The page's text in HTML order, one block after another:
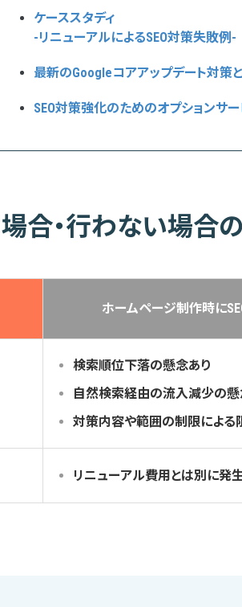
ケーススタディ
-リニューアルによるSEO対策失敗例-
最新のGoogleコアアップデート対策
SEO対策強化のためのオプションサー
合・行わない場合
ホームページ制作時に
検索順位下落の懸念あり
自然検索経由の流入減少の懸
対策内容や範囲の制限による
リニューアル費用とは別に発